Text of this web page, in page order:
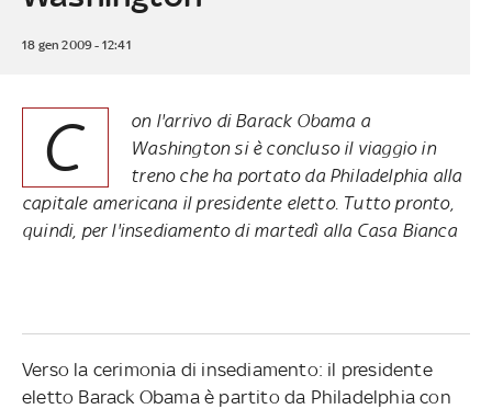
18 gen 2009 - 12:41
C
on l'arrivo di Barack Obama a
Washington si è concluso il viaggio in
treno che ha portato da Philadelphia alla
capitale americana il presidente eletto. Tutto pronto,
quindi, per l'insediamento di martedì alla Casa Bianca
Verso la cerimonia di insediamento: il presidente
eletto Barack Obama è partito da Philadelphia con